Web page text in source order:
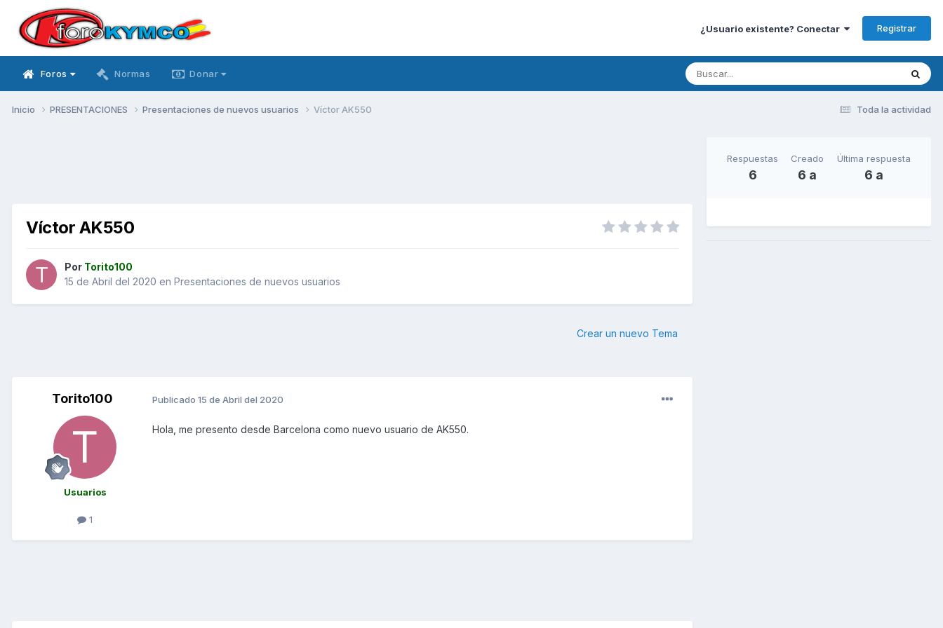
¿Usuario existente? Conectar Registrar
Foros Normas Donar
Toda la actividad
Inicio PRESENTACIONES Presentaciones de nuevos usuarios Víctor AK550
Víctor AK550
Por Torito100
15 de Abril del 2020 en Presentaciones de nuevos usuarios
Crear un nuevo Tema
Torito100
Usuarios
1
Publicado 15 de Abril del 2020
Hola, me presento desde Barcelona como nuevo usuario de AK550.
Respuestas
6
Creado
6 a
Última respuesta
6 a